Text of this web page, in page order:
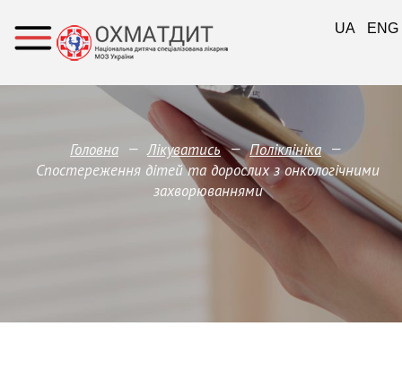
Головна — Лікуватись — Поліклініка —
Спостереження дітей та дорослих з онкологічними
захворюваннями
UA ENG